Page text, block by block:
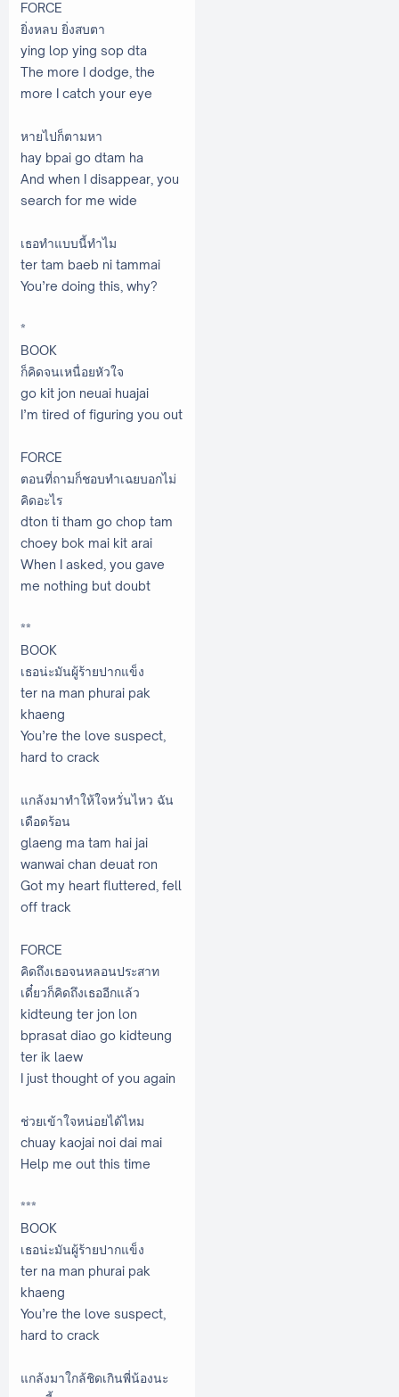
FORCE
ยิ่งหลบ ยิ่งสบตา
ying lop ying sop dta
The more I dodge, the
more I catch your eye
หายไปก็ตามหา
hay bpai go dtam ha
And when I disappear, you
search for me wide
เธอทำแบบนี้ทำไม
ter tam baeb ni tammai
You’re doing this, why?
*
BOOK
ก็คิดจนเหนื่อยหัวใจ
go kit jon neuai huajai
I’m tired of figuring you out
FORCE
ตอนที่ถามก็ชอบทำเฉยบอกไม่
คิดอะไร
dton ti tham go chop tam
choey bok mai kit arai
When I asked, you gave
me nothing but doubt
**
BOOK
เธอน่ะมันผู้ร้ายปากแข็ง
ter na man phurai pak
khaeng
You’re the love suspect,
hard to crack
แกล้งมาทำให้ใจหวั่นไหว ฉัน
เดือดร้อน
glaeng ma tam hai jai
wanwai chan deuat ron
Got my heart fluttered, fell
off track
FORCE
คิดถึงเธอจนหลอนประสาท
เดี๋ยวก็คิดถึงเธออีกแล้ว
kidteung ter jon lon
bprasat diao go kidteung
ter ik laew
I just thought of you again
ช่วยเข้าใจหน่อยได้ไหม
chuay kaojai noi dai mai
Help me out this time
***
BOOK
เธอน่ะมันผู้ร้ายปากแข็ง
ter na man phurai pak
khaeng
You’re the love suspect,
hard to crack
แกล้งมาใกล้ชิดเกินพี่น้องนะ